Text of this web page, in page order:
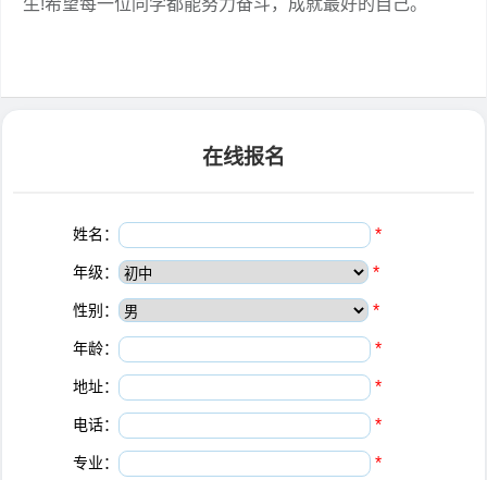
在线报名
姓名： *
年级： *
性别： *
年龄： *
地址： *
电话： *
专业： *